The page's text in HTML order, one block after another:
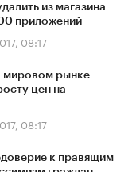
из магазина
приложений
08:17
мировом рынке
цен на
08:17
к правящим